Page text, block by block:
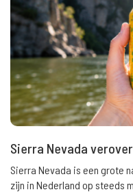
Sierra Nevada
Sierra Nevada is een grote
zijn in Nederland op steeds